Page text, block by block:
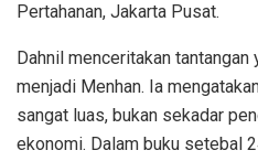
Pertahanan, Jakarta Pusat.
Dahnil menceritakan
menjadi Menhan. Ia
sangat luas, bukan sekadar
ekonomi. Dalam buku setebal